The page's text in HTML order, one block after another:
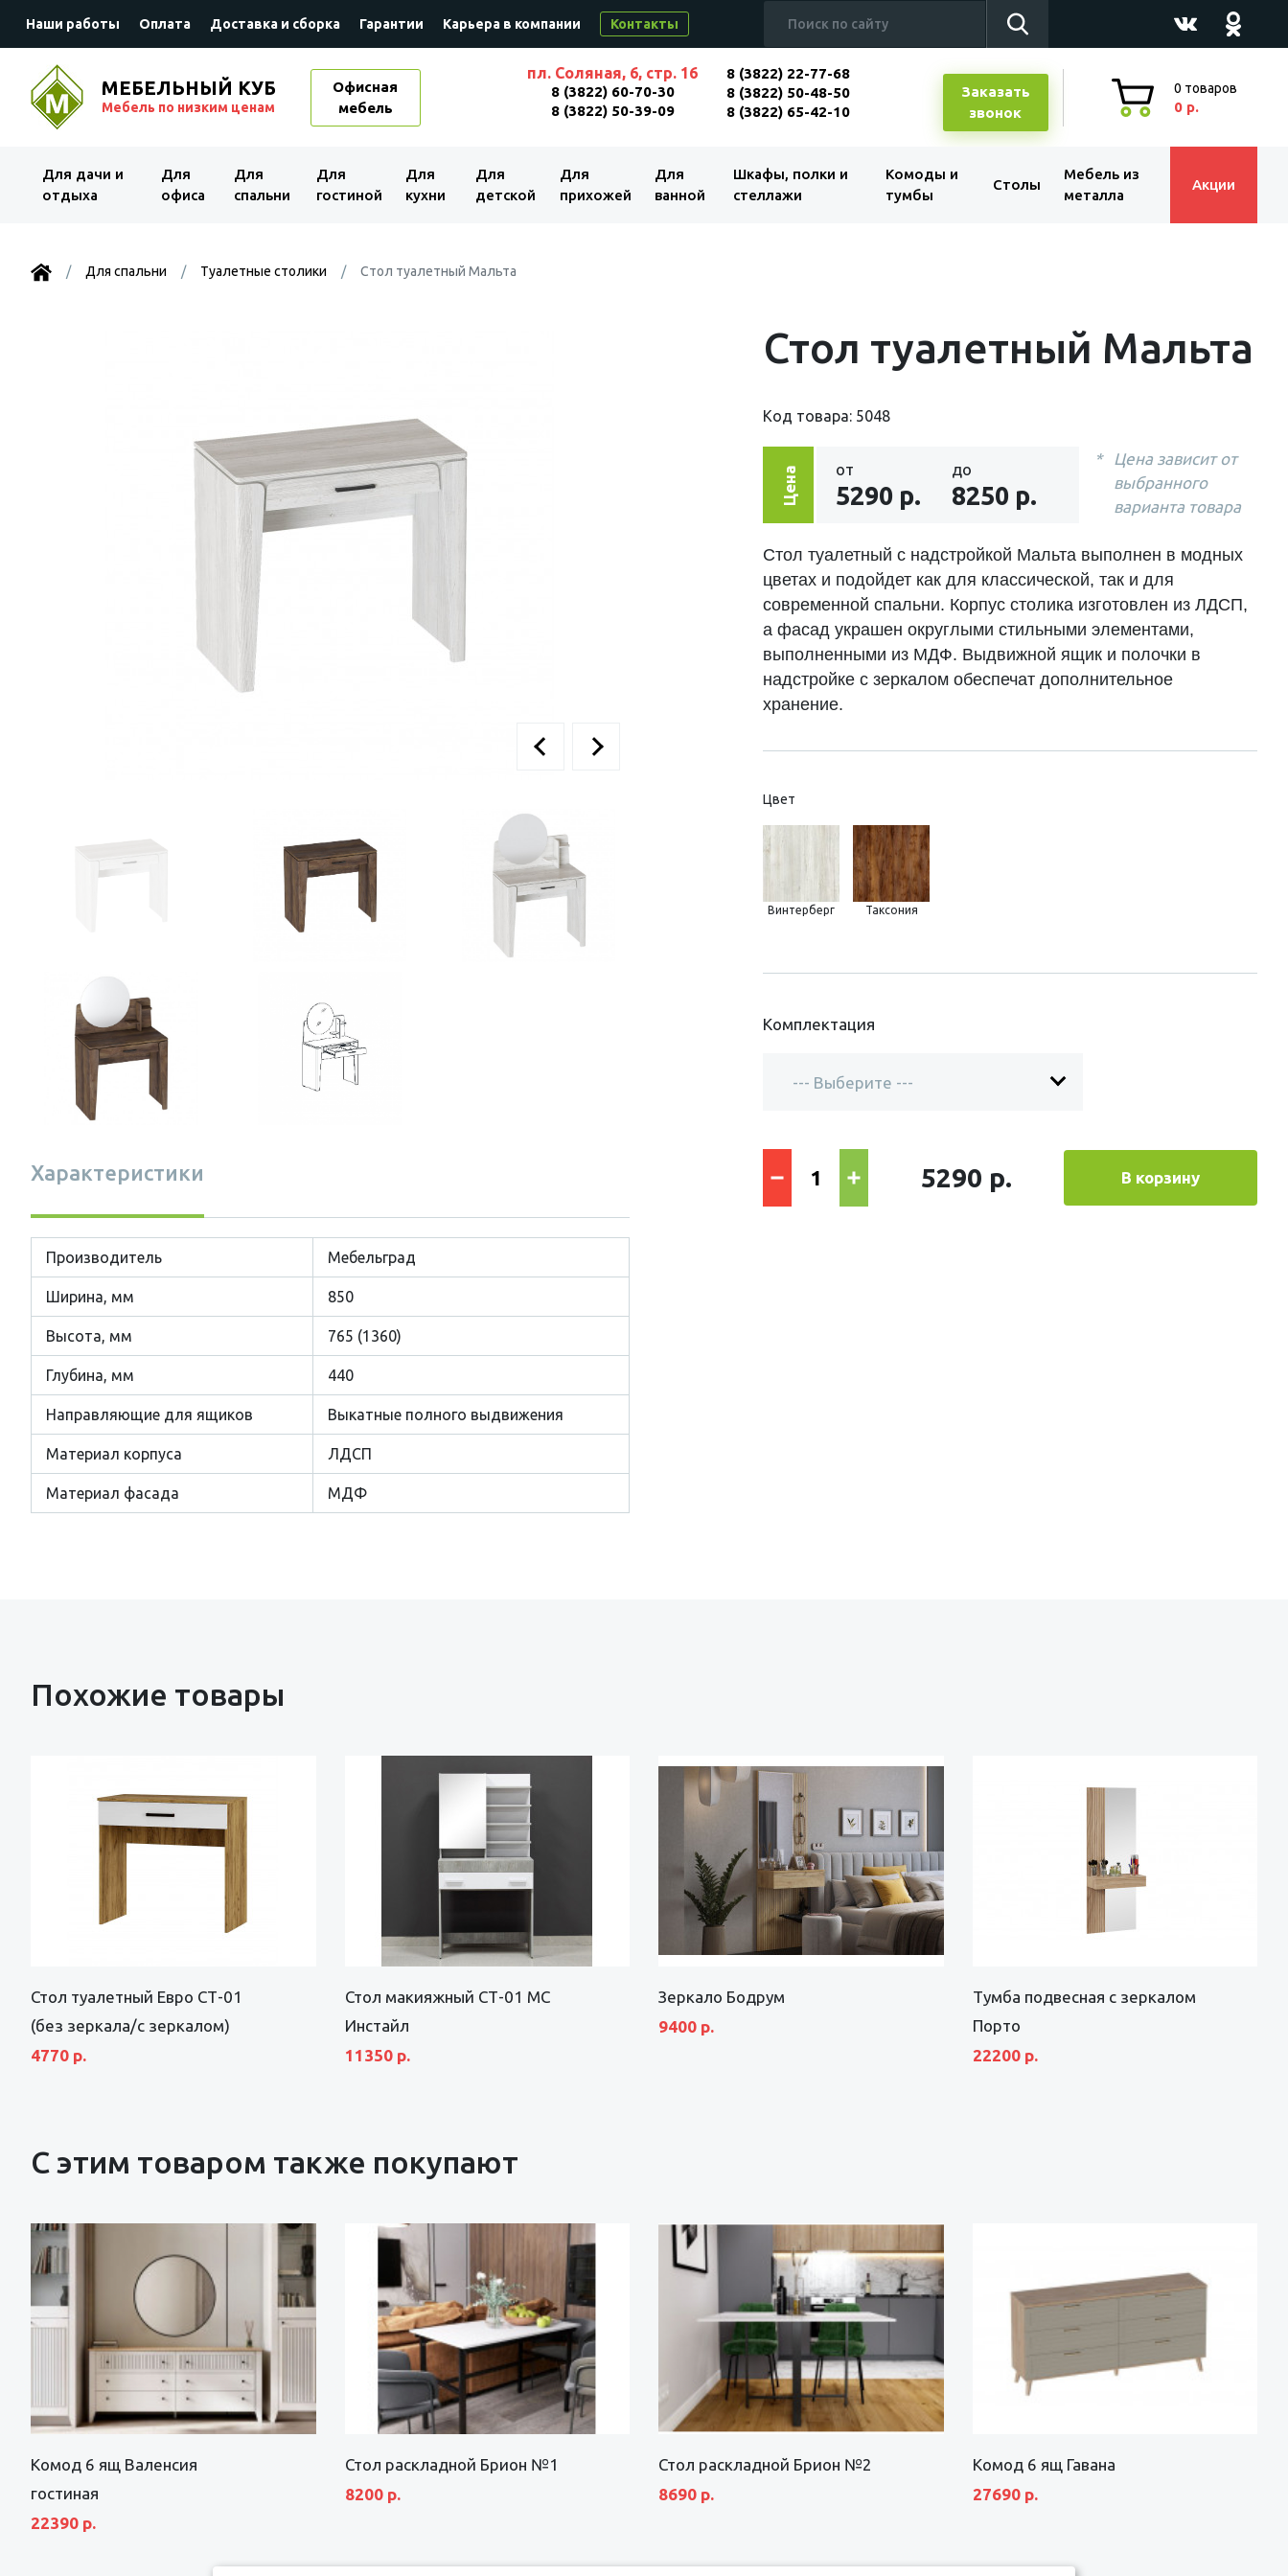
Наши работы Оплата Доставка и сборка Гарантии Карьера в компании Контакты
МЕБЕЛЬНЫЙ КУБ
Мебель по низким ценам
Офисная
мебель
пл. Соляная, 6, стр. 16
8 (3822) 60-70-30
8 (3822) 50-39-09
8 (3822) 22-77-68
8 (3822) 50-48-50
8 (3822) 65-42-10
Заказать
звонок
0 товаров
0 р.
Для дачи и
отдыха
Для
офиса
Для
спальни
Для
гостиной
Для
кухни
Для
детской
Для
прихожей
Для
ванной
Шкафы, полки и
стеллажи
Комоды и
тумбы
Столы
Мебель из
металла
Акции
Для спальни Туалетные столики Стол туалетный Мальта
Характеристики
Производитель Мебельград
Ширина, мм 850
Высота, мм 765 (1360)
Глубина, мм 440
Направляющие для ящиков Выкатные полного выдвижения
Материал корпуса ЛДСП
Материал фасада МДФ
Стол туалетный Мальта
Код товара: 5048
Цена от
5290 р.
до
8250 р.
Цена зависит от
выбранного
варианта товара
Стол туалетный с надстройкой Мальта выполнен в модных
цветах и подойдет как для классической, так и для
современной спальни. Корпус столика изготовлен из ЛДСП,
а фасад украшен округлыми стильными элементами,
выполненными из МДФ. Выдвижной ящик и полочки в
надстройке с зеркалом обеспечат дополнительное
хранение.
Цвет
Винтерберг Таксония
Комплектация
5290 р. В корзину
Похожие товары
Стол туалетный Евро СТ-01
(без зеркала/с зеркалом)
4770 р.
Стол макияжный СТ-01 МС
Инстайл
11350 р.
Зеркало Бодрум
9400 р.
Тумба подвесная с зеркалом
Порто
22200 р.
С этим товаром также покупают
Комод 6 ящ Валенсия
гостиная
22390 р.
Стол раскладной Брион №1
8200 р.
Стол раскладной Брион №2
8690 р.
Комод 6 ящ Гавана
27690 р.